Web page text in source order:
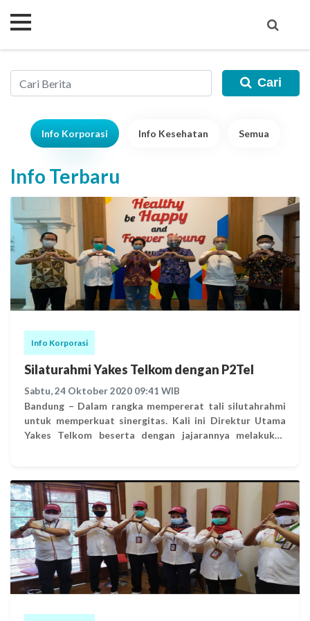
Cari
Info Korporasi Info Kesehatan Semua
Info Terbaru
Info Korporasi
Silaturahmi Yakes Telkom dengan P2Tel
Sabtu, 24 Oktober 2020 09:41 WIB
Bandung – Dalam rangka mempererat tali silutahrahmi
untuk memperkuat sinergitas. Kali ini Direktur Utama
Yakes Telkom beserta dengan jajarannya melakukan
Direktur, Kantor Pusat Yakes Telkom. Dihadiri oleh
Ketua Umum P2Tel beserta jajaran pengurus P2Tel
lainnya. Selain untuk mempererat silaturahmi, kunjungan
P2Tel kali ini bertujuan untuk saling berbagi informasi.
Teuku Zilmahram, selaku Direktur Utama Yakes Telkom
sangat mengapresiasi dan menyampaikan rasa terima
kasih atas kunjungan dari para pengurus P2Tel. “P2Tel ini
adalah senior kami yang merupakan keluarga besar
Telkom, dan dengan tetap menjalin silaturahmi ini dapat